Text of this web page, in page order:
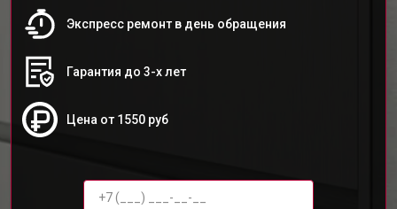
Экспресс ремонт в день обращения
Гарантия до 3-х лет
Цена от 1550 руб